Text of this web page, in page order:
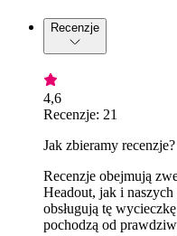
Recenzje
4,6
Recenzje: 21
Jak zbieramy recenzje?
Recenzje obejmują
Headout, jak i
obsługują tę
pochodzą od